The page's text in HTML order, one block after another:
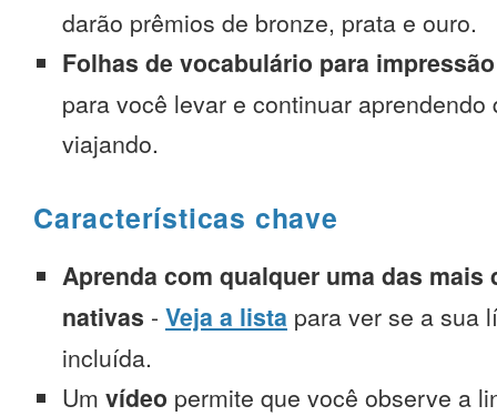
darão prêmios de bronze, prata e ouro.
Folhas de vocabulário para impressão
para você levar e continuar aprendendo
viajando.
Características chave
Aprenda com qualquer uma das mais
nativas - Veja a lista para ver se a sua
incluída.
Um vídeo permite que você observe a